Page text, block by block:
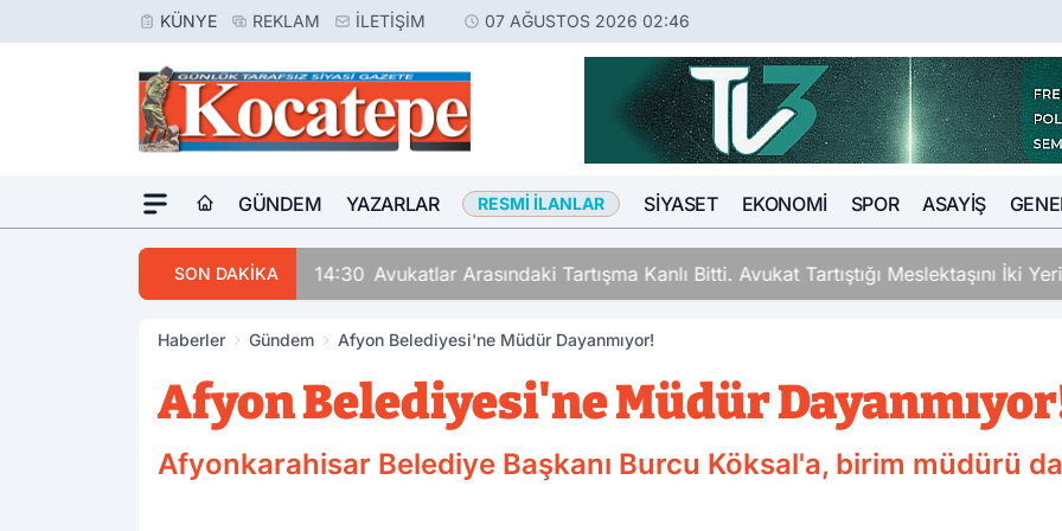
KÜNYE REKLAM İLETIŞIM 07 AĞUSTOS 2026 02:46
GÜNDEM YAZARLAR RESMI İLANLAR SIYASET EKONOMI SPOR ASAYIŞ
SON DAKİKA 14:30 Avukatlar Arasındaki Tartışma Kanlı Bitti. Avukat Tartıştığı Meslektaşını İki
Haberler Gündem Afyon Belediyesi'ne Müdür Dayanmıyor!
Afyon Belediyesi'ne Müdür
Afyonkarahisar Belediye Başkanı Burcu Köksal'a, birim müdürü